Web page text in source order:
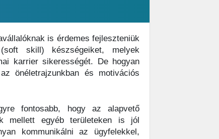
is érdemes fejleszteniük
skill) készségeiket, melyek
karrier sikerességét. De hogyan
önéletrajzunkban és motivációs
fontosabb, hogy az alapvető
mellett egyéb területeken is jól
kommunikálni az ügyfelekkel,